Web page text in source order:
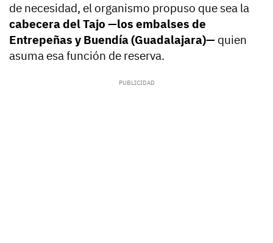
de necesidad, el organismo propuso que sea la
cabecera del Tajo —los embalses de
Entrepeñas y Buendía (Guadalajara)— quien
asuma esa función de reserva.